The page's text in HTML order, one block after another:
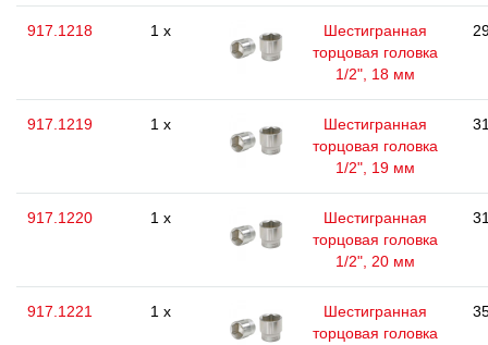
917.1218 1 x
Шестигранная
торцовая головка
1/2", 18 мм
917.1219 1 x
Шестигранная
торцовая головка
1/2", 19 мм
917.1220 1 x
Шестигранная
торцовая головка
1/2", 20 мм
917.1221 1 x
Шестигранная
торцовая головка